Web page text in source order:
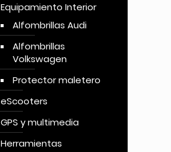
Equipamiento Interior
Alfombrillas Audi
Alfombrillas
Volkswagen
Protector maletero
eScooters
GPS y multimedia
Herramientas